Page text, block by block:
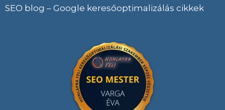
SEO blog – Google keresőoptimalizálás cikkek